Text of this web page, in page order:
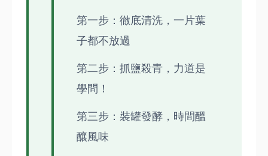
第一步：徹底清洗，一片葉
子都不放過
第二步：抓鹽殺青，力道是
學問！
第三步：裝罐發酵，時間醞
釀風味